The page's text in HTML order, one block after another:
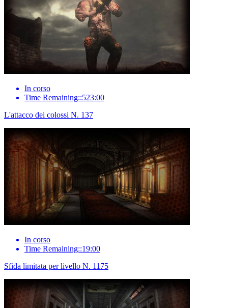
In corso
Time Remaining::523:00
L'attacco dei colossi N. 137
In corso
Time Remaining::19:00
Sfida limitata per livello N. 1175